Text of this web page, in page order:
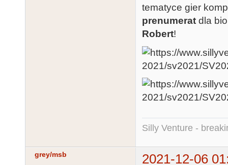
tematyce gier
prenumerat dla
Robert!
Silly Venture -
grey/msb
2021-12-06